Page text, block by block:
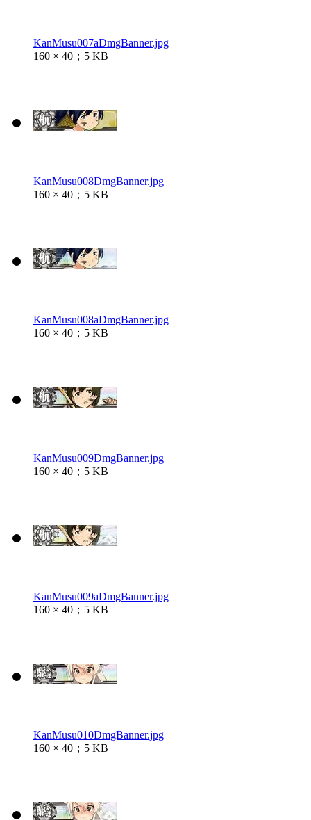
KanMusu007aDmgBanner.jpg
160 × 40；5 KB
KanMusu008DmgBanner.jpg
160 × 40；5 KB
KanMusu008aDmgBanner.jpg
160 × 40；5 KB
KanMusu009DmgBanner.jpg
160 × 40；5 KB
KanMusu009aDmgBanner.jpg
160 × 40；5 KB
KanMusu010DmgBanner.jpg
160 × 40；5 KB